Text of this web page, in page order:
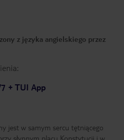
z języka angielskiego przez
+ TUI App
jest w samym sercu tętniącego
słynnym placu Konstytucji i w